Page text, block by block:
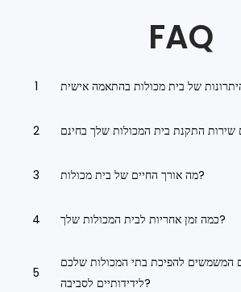
FAQ
1
2
3 מה אורך החיים של בית מכולות?
4 כמה זמן אחריות לבית המכולות שלך?
5
המשמשים להפיכת בתי המכולות שלכם
לידידותיים לסביבה?